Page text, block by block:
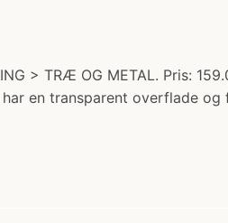
> TRÆ OG METAL. Pris:
en transparent overflade